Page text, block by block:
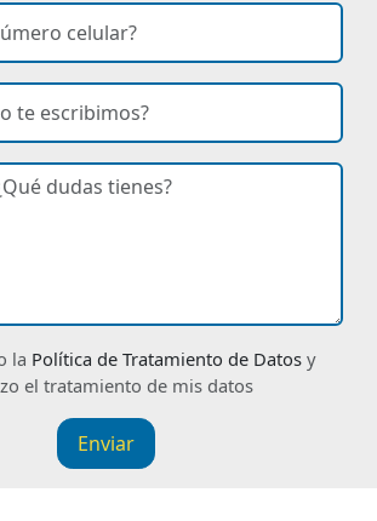
de celular
electrónico
la Política de Tratamiento de Datosy
el tratamiento de mis datos
Enviar